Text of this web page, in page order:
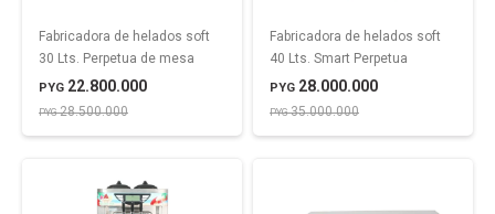
Fabricadora de helados soft
30 Lts. Perpetua de mesa
PYG 22.800.000
PYG28.500.000
Fabricadora de helados soft
40 Lts. Smart Perpetua
PYG 28.000.000
PYG35.000.000